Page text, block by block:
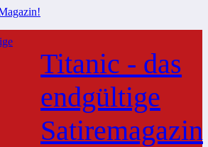
Titanic - das
endgültige
Satiremagazin